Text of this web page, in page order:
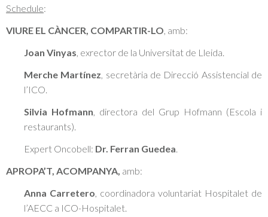
Schedule:
VIURE EL CÀNCER, COMPARTIR-LO, amb:
Joan Vinyas, exrector de la Universitat de Lleida.
Merche Martínez, secretària de Direcció Assistencial de
l’ICO.
Silvia Hofmann, directora del Grup Hofmann (Escola i
restaurants).
Expert Oncobell: Dr. Ferran Guedea.
APROPA’T, ACOMPANYA, amb:
Anna Carretero, coordinadora voluntariat Hospitalet de
l’AECC a ICO-Hospitalet.